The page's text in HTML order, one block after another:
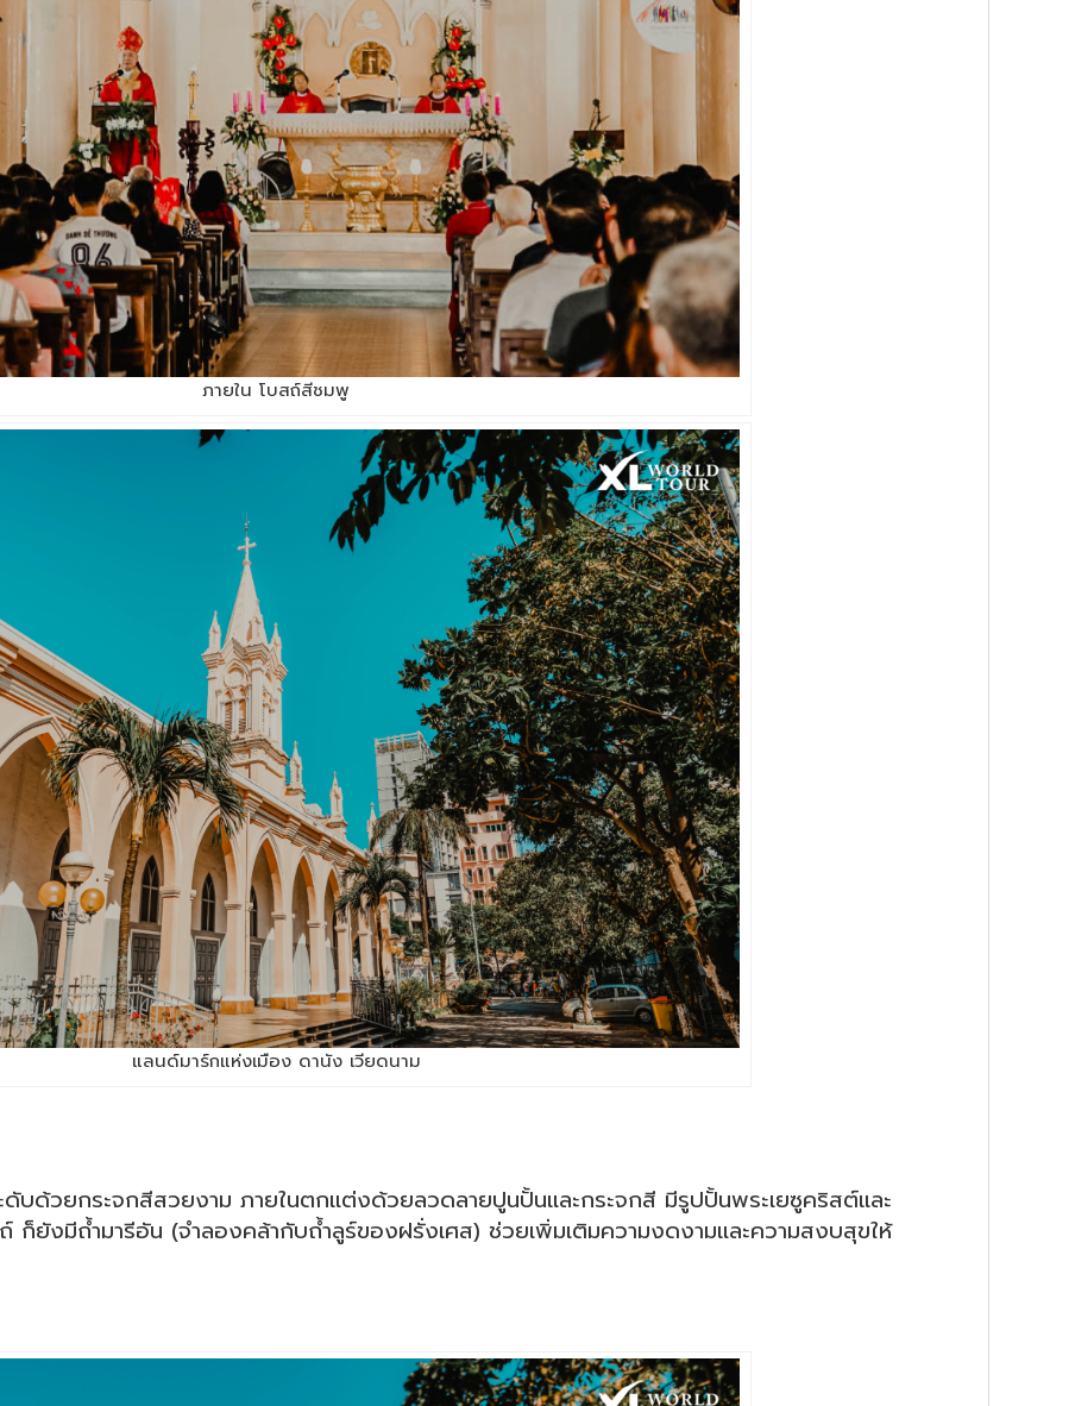
ภายใน โบสถ์สีชมพู
แลนด์มาร์กแห่งเมือง ดานัง เวียดนาม
ดับด้วยกระจกสีสวยงาม ภายในตกแต่งด้วยลวดลายปูนปั้นและกระจกสี มีรูปปั้นพระเยซูคริสต์และ
ยังมีถ้ำมารีอัน (จำลองคล้ากับถ้ำลูร์ของฝรั่งเศส) ช่วยเพิ่มเติมความงดงามและความสงบสุขให้